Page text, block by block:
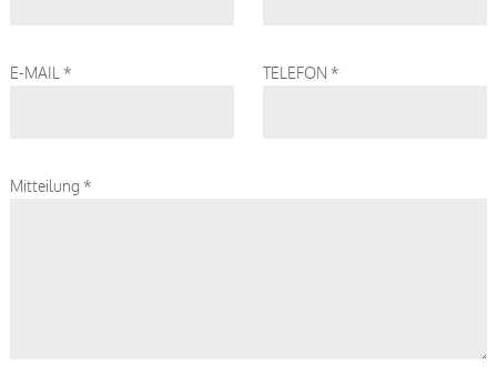
E-MAIL * TELEFON *
Mitteilung *